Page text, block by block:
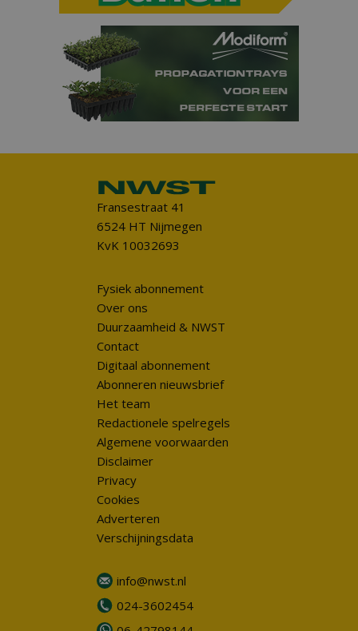
Fransestraat 41
6524 HT Nijmegen
KvK 10032693
Fysiek abonnement
Over ons
Duurzaamheid & NWST
Contact
Digitaal abonnement
Abonneren nieuwsbrief
Het team
Redactionele spelregels
Algemene voorwaarden
Disclaimer
Privacy
Cookies
Adverteren
Verschijningsdata
info@nwst.nl
024-3602454